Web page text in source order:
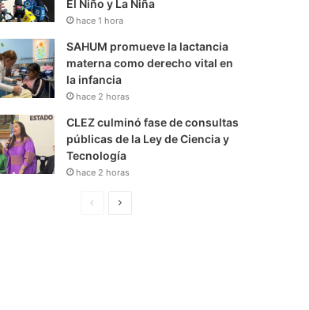
El Niño y La Niña
hace 1 hora
SAHUM promueve la lactancia
materna como derecho vital en
la infancia
hace 2 horas
CLEZ culminó fase de consultas
públicas de la Ley de Ciencia y
Tecnología
hace 2 horas
S